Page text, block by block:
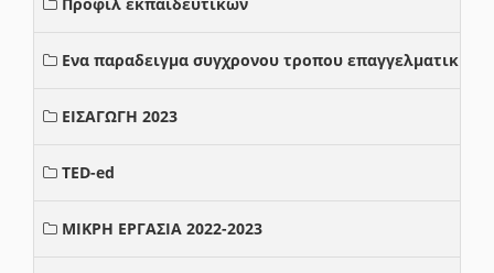
Ενα παραδειγμα συγχρονου τροπου επαγγελματικης
ΕΙΣΑΓΩΓΗ 2023
TED-ed
ΜΙΚΡΗ ΕΡΓΑΣΙΑ 2022-2023